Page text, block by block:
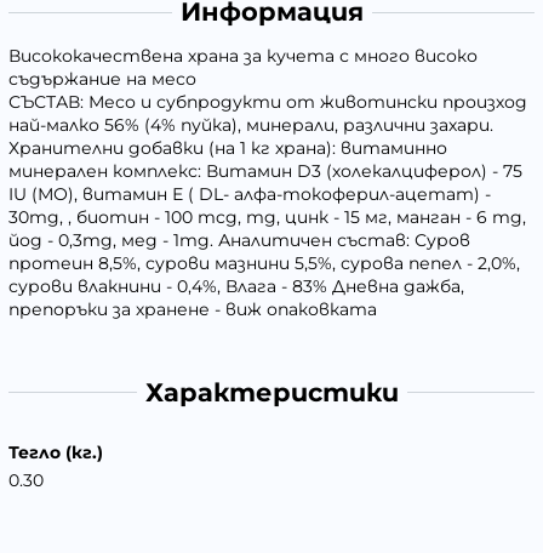
Информация
Висококачествена храна за кучета с много високо
съдържание на месо
СЪСТАВ: Месо и субпродукти от животински произход
най-малко 56% (4% пуйка), минерали, различни захари.
Хранителни добавки (на 1 кг храна): витаминно
минерален комплекс: Витамин D3 (холекалциферол) - 75
IU (МО), витамин Е ( DL- алфа-токоферил-ацетат) -
30mg, , биотин - 100 mcg, mg, цинк - 15 мг, манган - 6 mg,
йод - 0,3mg, мед - 1mg. Аналитичен състав: Суров
протеин 8,5%, сурови мазнини 5,5%, сурова пепел - 2,0%,
сурови влакнини - 0,4%, Влага - 83% Дневна дажба,
препоръки за хранене - виж опаковката
Характеристики
Тегло (кг.)
0.30